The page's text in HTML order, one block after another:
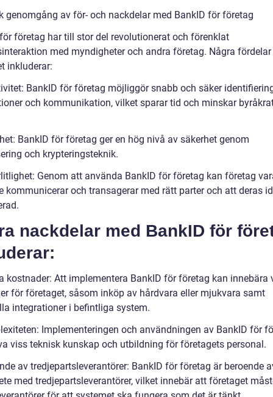
genomgång av för- och nackdelar med BankID för företag
företag har till stor del revolutionerat och förenklat
med myndigheter och andra företag. Några
inkluderar:
BankID för företag möjliggör snabb och säker
och kommunikation, vilket sparar tid och minskar
BankID för företag ger en hög nivå av säkerhet genom
och krypteringsteknik.
Genom att använda BankID för företag kan företag
kommunicerar och transagerar med rätt parter och att deras
nackdelar med BankID för
kostnader: Att implementera BankID för företag kan innebära
för företaget, såsom inköp av hårdvara eller mjukvara samt
integrationer i befintliga system.
Implementeringen och användningen av BankID för
viss teknisk kunskap och utbildning för företagets personal.
av tredjepartsleverantörer: BankID för företag är beroende
med tredjepartsleverantörer, vilket innebär att företaget